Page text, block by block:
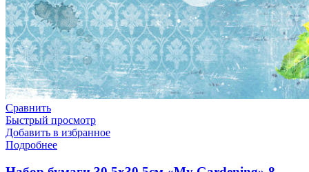
Сравнить
Быстрый просмотр
Добавить в избранное
Подробнее